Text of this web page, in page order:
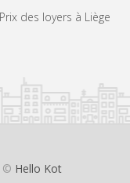
Prix des loyers à Liège
© Hello Kot